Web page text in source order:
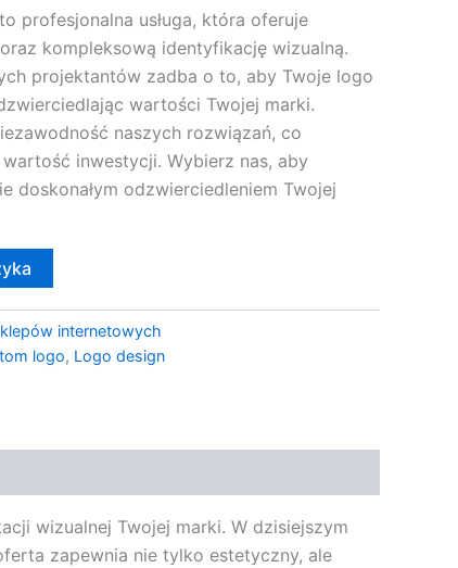
profesjonalna usługa, która oferuje
kompleksową identyfikację wizualną.
projektantów zadba o to, aby Twoje logo
wartości Twojej marki.
naszych rozwiązań, co
inwestycji. Wybierz nas, aby
doskonałym odzwierciedleniem Twojej
internetowych
logo, Logo design
wizualnej Twojej marki. W dzisiejszym
zapewnia nie tylko estetyczny, ale